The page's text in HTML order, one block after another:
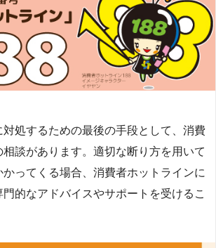
対処するための最後の手段として、消費
談があります。適切な断り方を用いて
かってくる場合、消費者ホットラインに
的なアドバイスやサポートを受けるこ